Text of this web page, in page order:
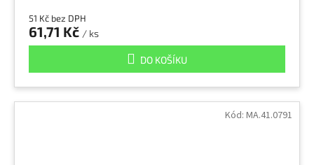
51 Kč bez DPH
61,71 Kč / ks
DO KOŠÍKU
Kód: MA.41.0791